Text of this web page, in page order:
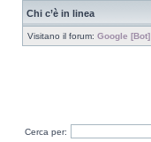
Chi c’è in linea
Visitano il forum: Google [Bot]
Cerca per: